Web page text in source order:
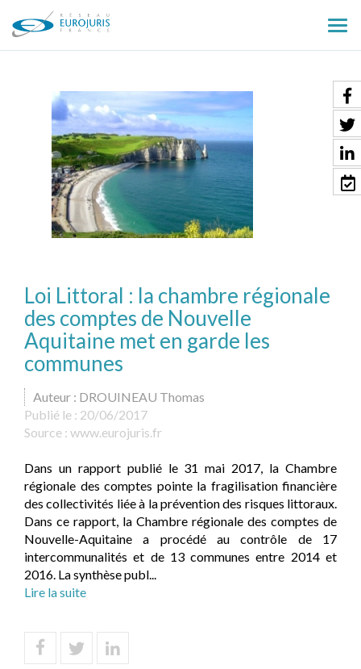
le
Loi Littoral : la chambre régionale
des comptes de Nouvelle
Aquitaine met en garde les
communes
Auteur : DROUINEAU Thomas
Publié le : 20/06/2017
Source : www.eurojuris.fr
Dans un rapport publié le 31 mai 2017, la Chambre
régionale des comptes pointe la fragilisation financière
des collectivités liée à la prévention des risques littoraux.
Dans ce rapport, la Chambre régionale des comptes de
Nouvelle-Aquitaine a procédé au contrôle de 17
intercommunalités et de 13 communes entre 2014 et
2016. La synthèse publ...
Lire la suite